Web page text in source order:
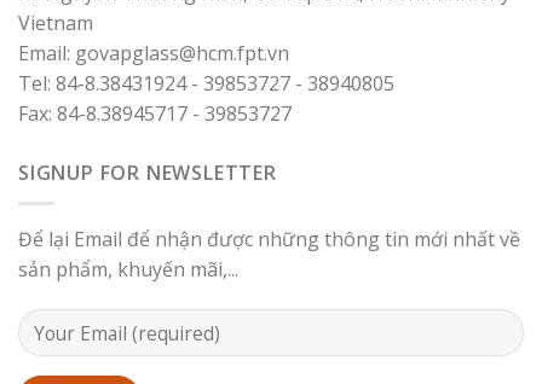
Vietnam
Email: govapglass@hcm.fpt.vn
Tel: 84-8.38431924 - 39853727 - 38940805
Fax: 84-8.38945717 - 39853727
SIGNUP FOR NEWSLETTER
Để lại Email để nhận được những thông tin mới nhất về
sản phẩm, khuyến mãi,...